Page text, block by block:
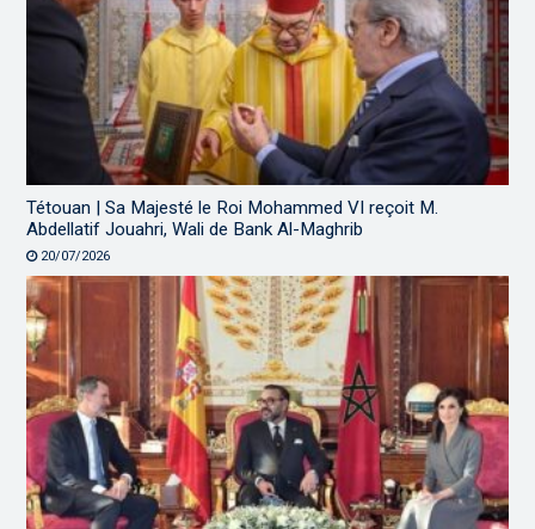
Tétouan | Sa Majesté le Roi Mohammed VI reçoit M.
Abdellatif Jouahri, Wali de Bank Al-Maghrib
20/07/2026